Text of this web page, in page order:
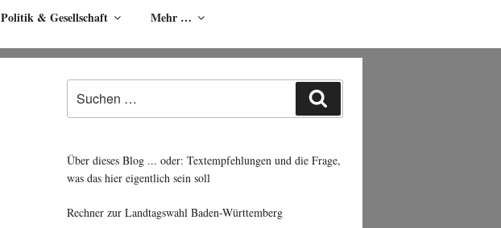
Politik & Gesellschaft Mehr …
nach:
Über dieses Blog ... oder: Textempfehlungen und die Frage,
was das hier eigentlich sein soll
Rechner zur Landtagswahl Baden-Württemberg